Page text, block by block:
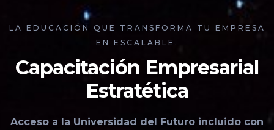
LA EDUCACIÓN QUE TRANSFORMA TU EMPRESA
EN ESCALABLE.
Capacitación Empresarial
Estratética
Acceso a la Universidad del Futuro incluido con